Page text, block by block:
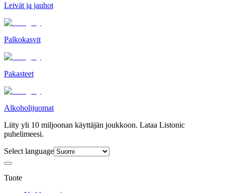
Leivät ja jauhot
Palkokasvit
Pakasteet
Alkoholijuomat
Liity yli 10 miljoonan käyttäjän joukkoon. Lataa Listonic
puhelimeesi.
Select language
Tuote